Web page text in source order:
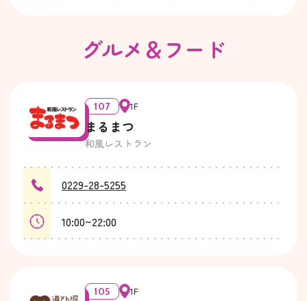
グルメ＆フード
107 1F
まるまつ
和風レストラン
0229-28-5255
10:00~22:00
105 1F